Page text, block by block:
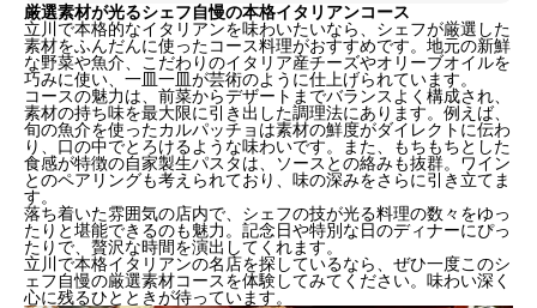
厳選素材が光るシェフ自慢の本格イタリアンコース
立川で本格的なイタリアンを味わいたいなら、シェフが厳選した
素材をふんだんに使ったコース料理がおすすめです。地元の新鮮
な野菜や魚介、こだわりのイタリア産チーズやオリーブオイルを
巧みに使い、一皿一皿が芸術のように仕上げられています。
コースの魅力は、前菜からデザートまでバランスよく構成され、
素材の持ち味を最大限に引き出した調理法にあります。例えば、
旬の魚介を使ったカルパッチョは素材の鮮度がダイレクトに伝わ
り、口の中でとろけるような味わいです。また、もちもちとした
食感が特徴の自家製生パスタは、ソースとの絡みも抜群。ワイン
とのペアリングも考えられており、味の深みをさらに引き立てま
す。
落ち着いた雰囲気の店内で、シェフの技が光る料理の数々をゆっ
たりと堪能できるのも魅力。記念日や特別な日のディナーにぴっ
たりで、贅沢な時間を演出してくれます。
立川で本格イタリアンの名店を探しているなら、ぜひ一度このシ
ェフ自慢の厳選素材コースを体験してみてください。味わい深く
心に残るひとときが待っています。